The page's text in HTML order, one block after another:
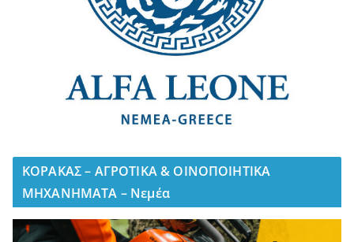
ΚΟΡΑΚΑΣ – ΑΓΡΟΤΙΚΑ & ΟΙΝΟΠΟΙΗΤΙΚΑ
ΜΗΧΑΝΗΜΑΤΑ – Νεμέα